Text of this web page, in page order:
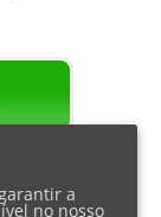
Dr.
efeitos do
a
no nosso